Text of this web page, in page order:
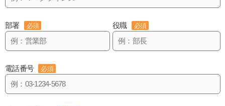
部署 必須 役職 必須
電話番号 必須